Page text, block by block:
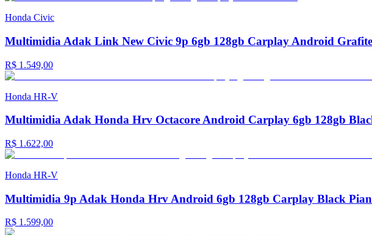
Honda Civic
Multimidia Adak Link New Civic 9p 6gb 128gb Carplay Android Grafite
R$ 1.549,00
Honda HR-V
Multimidia Adak Honda Hrv Octacore Android Carplay 6gb 128gb
R$ 1.622,00
Honda HR-V
Multimidia 9p Adak Honda Hrv Android 6gb 128gb Carplay Black
R$ 1.599,00